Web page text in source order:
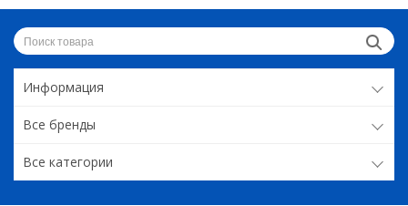
Информация
Все бренды
Все категории